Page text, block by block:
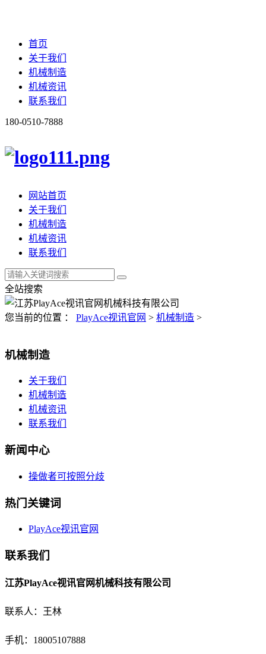
首页
关于我们
机械制造
机械资讯
联系我们
180-0510-7888
网站首页
关于我们
机械制造
机械资讯
联系我们
全站搜索
您当前的位置 ： PlayAce视讯官网 > 机械制造 >
机械制造
关于我们
机械制造
机械资讯
联系我们
新闻中心
操做者可按照分歧
热门关键词
PlayAce视讯官网
联系我们
江苏PlayAce视讯官网机械科技有限公司
联系人：王林
手机：18005107888